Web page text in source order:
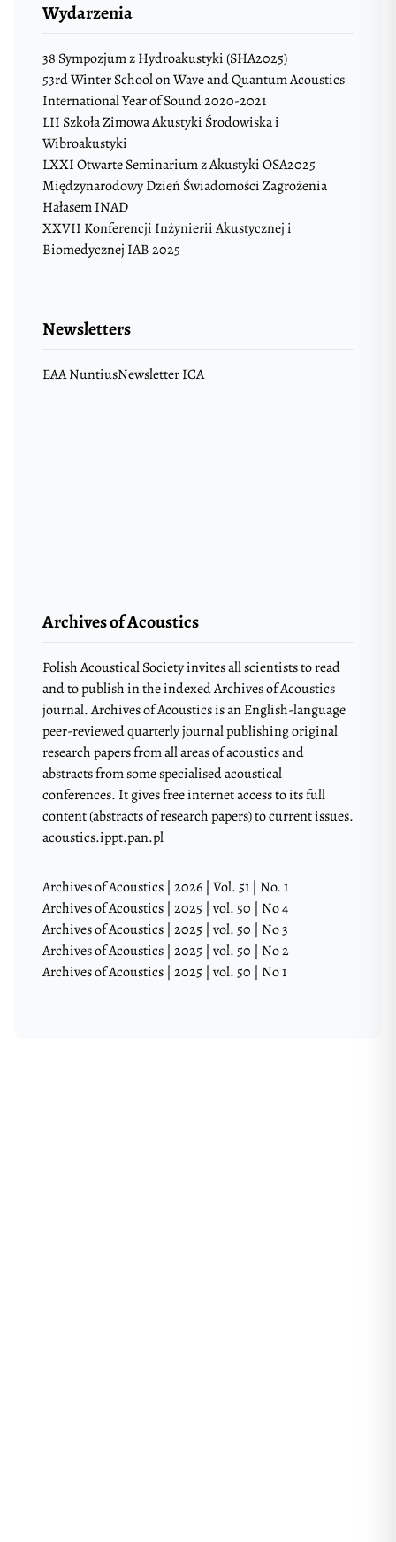
Wydarzenia
38 Sympozjum z Hydroakustyki (SHA2025)
53rd Winter School on Wave and Quantum Acoustics
International Year of Sound 2020-2021
LII Szkoła Zimowa Akustyki Środowiska i
Wibroakustyki
LXXI Otwarte Seminarium z Akustyki OSA2025
Międzynarodowy Dzień Świadomości Zagrożenia
Hałasem INAD
XXVII Konferencji Inżynierii Akustycznej i
Biomedycznej IAB 2025
Newsletters
EAA NuntiusNewsletter ICA
Archives of Acoustics
Polish Acoustical Society invites all scientists to read
and to publish in the indexed Archives of Acoustics
journal. Archives of Acoustics is an English-language
peer-reviewed quarterly journal publishing original
research papers from all areas of acoustics and
abstracts from some specialised acoustical
conferences. It gives free internet access to its full
content (abstracts of research papers) to current issues.
acoustics.ippt.pan.pl
Archives of Acoustics | 2026 | Vol. 51 | No. 1
Archives of Acoustics | 2025 | vol. 50 | No 4
Archives of Acoustics | 2025 | vol. 50 | No 3
Archives of Acoustics | 2025 | vol. 50 | No 2
Archives of Acoustics | 2025 | vol. 50 | No 1